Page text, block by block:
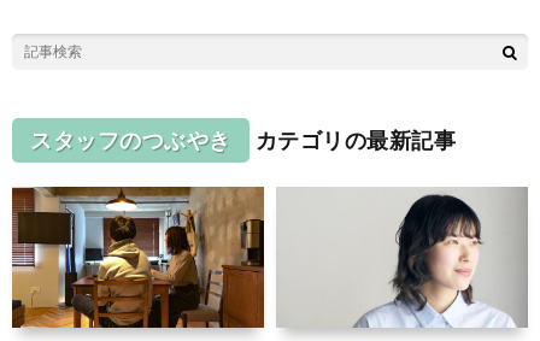
スタッフのつぶやき カテゴリの最新記事